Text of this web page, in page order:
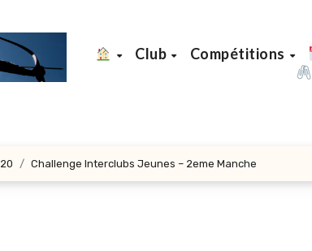
Club Compétitions
20 Challenge Interclubs Jeunes – 2eme Manche